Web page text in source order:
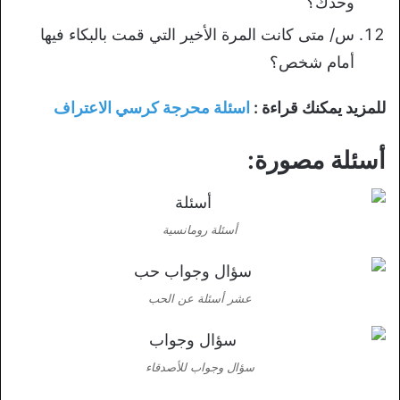
س/ متى كانت المرة الأخير التي قمت بالبكاء فيها
أمام شخص؟
للمزيد يمكنك قراءة : اسئلة محرجة كرسي الاعتراف
أسئلة مصورة:
أسئلة رومانسية
عشر أسئلة عن الحب
سؤال وجواب للأصدقاء